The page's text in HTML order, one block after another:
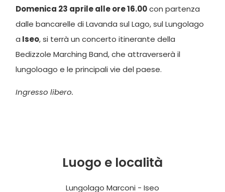
Domenica 23 aprile alle ore 16.00con partenza
dalle bancarelle di Lavanda sul Lago, sul Lungolago
a Iseo, si terrà un concerto itinerante della
Bedizzole Marching Band, che attraverserà il
lungoloago e le principali vie del paese.
Ingresso libero.
Luogo e località
Lungolago Marconi - Iseo